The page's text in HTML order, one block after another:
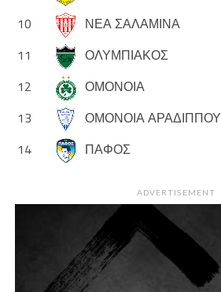
10
ΝΕΑ ΣΑΛΑΜΙΝΑ
11
ΟΛΥΜΠΙΑΚΟΣ
12
ΟΜΟΝΟΙΑ
13
ΟΜΟΝΟΙΑ ΑΡΑΔΙΠΠΟΥ
14
ΠΑΦΟΣ
ADVERTISEMENT